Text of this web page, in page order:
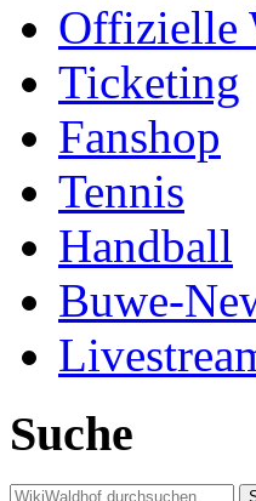
Offizielle
Ticketing
Fanshop
Tennis
Handball
Buwe-
Suche